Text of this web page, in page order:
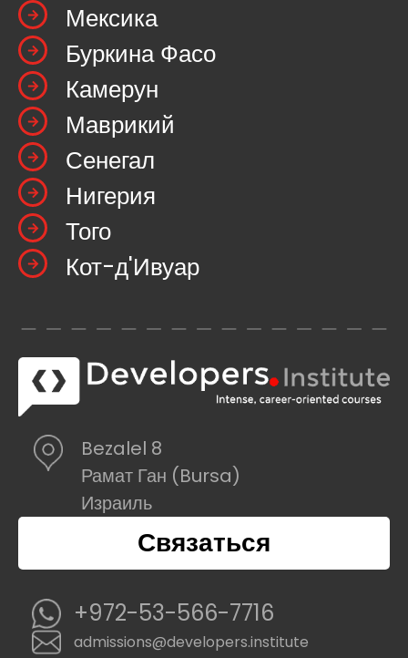
Мексика
Буркина Фасо
Камерун
Маврикий
Сенегал
Нигерия
Того
Кот-д'Ивуар
Bezalel 8
Рамат Ган (Bursa)
Израиль
Связаться
+972-53-566-7716
admissions@developers.institute